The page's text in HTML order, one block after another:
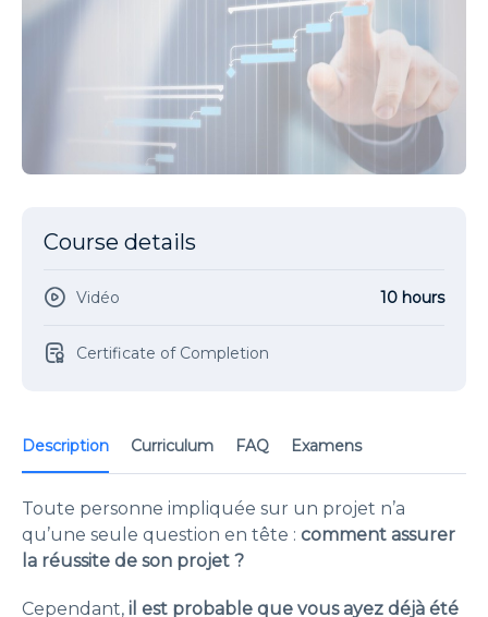
Description Curriculum FAQ Examens
Toute personne impliquée sur un projet n’a
qu’une seule question en tête : comment assurer
la réussite de son projet ?
Cependant, il est probable que vous ayez déjà été
Course details
Vidéo 10 hours
Certificate of Completion